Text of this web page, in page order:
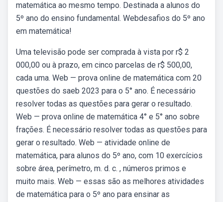
matemática ao mesmo tempo. Destinada a alunos do
5º ano do ensino fundamental. Webdesafios do 5º ano
em matemática!
Uma televisão pode ser comprada à vista por r$ 2
000,00 ou à prazo, em cinco parcelas de r$ 500,00,
cada uma. Web — prova online de matemática com 20
questões do saeb 2023 para o 5° ano. É necessário
resolver todas as questões para gerar o resultado.
Web — prova online de matemática 4° e 5° ano sobre
frações. É necessário resolver todas as questões para
gerar o resultado. Web — atividade online de
matemática, para alunos do 5º ano, com 10 exercícios
sobre área, perímetro, m. d. c. , números primos e
muito mais. Web — essas são as melhores atividades
de matemática para o 5º ano para ensinar as